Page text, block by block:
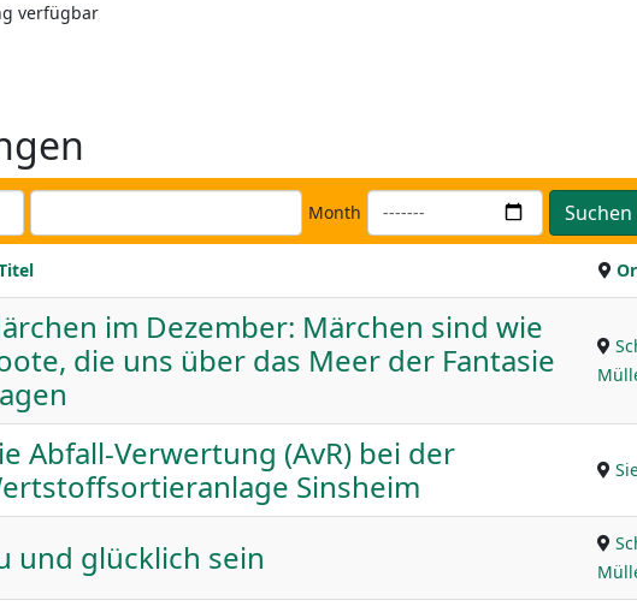
verfügbar
Month Suchen
im Dezember: Märchen sind wie
die uns über das Meer der Fantasie
Abfall-Verwertung (AvR) bei der
Sinsheim
und glücklich sein